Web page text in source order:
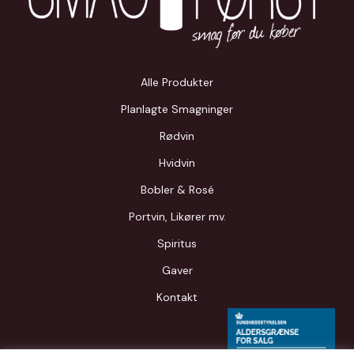
Alle Produkter
Planlagte Smagninger
Rødvin
Hvidvin
Bobler & Rosé
Portvin, Likører mv.
Spiritus
Gaver
Kontakt